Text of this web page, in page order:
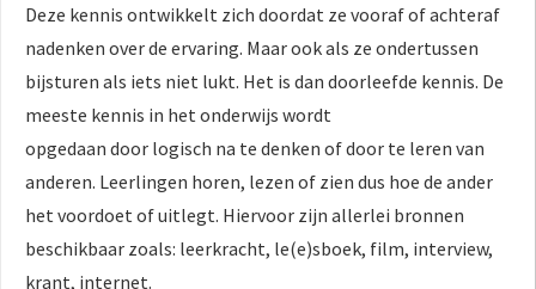
Deze kennis ontwikkelt zich doordat ze vooraf of achteraf
nadenken over de ervaring. Maar ook als ze ondertussen
bijsturen als iets niet lukt. Het is dan doorleefde kennis. De
meeste kennis in het onderwijs wordt
opgedaan door logisch na te denken of door te leren van
anderen. Leerlingen horen, lezen of zien dus hoe de ander
het voordoet of uitlegt. Hiervoor zijn allerlei bronnen
beschikbaar zoals: leerkracht, le(e)sboek, film, interview,
krant, internet.